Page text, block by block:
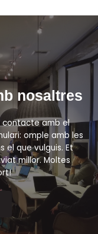
nosaltres
contacte amb el
omple amb les
el que vulguis. Et
millor. Moltes